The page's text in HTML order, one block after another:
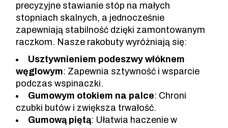
precyzyjne stawianie stóp na małych
stopniach skalnych, a jednocześnie
zapewniają stabilność dzięki zamontowanym
raczkom. Nasze rakobuty wyróżniają się:
Usztywnieniem podeszwy włóknem
węglowym: Zapewnia sztywność i wsparcie
podczas wspinaczki.
Gumowym otokiem na palce: Chroni
czubki butów i zwiększa trwałość.
Gumową piętą: Ułatwia haczenie w